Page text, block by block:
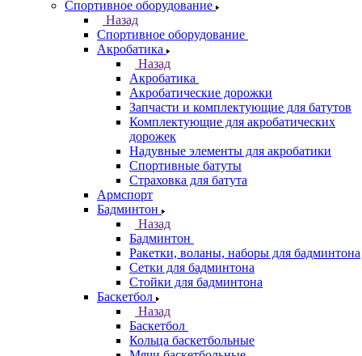
Спортивное оборудование
Назад
Спортивное оборудование
Акробатика
Назад
Акробатика
Акробатические дорожки
Запчасти и комплектующие для батутов
Комплектующие для акробатических
дорожек
Надувные элементы для акробатики
Спортивные батуты
Страховка для батута
Армспорт
Бадминтон
Назад
Бадминтон
Ракетки, воланы, наборы для бадминтона
Сетки для бадминтона
Стойки для бадминтона
Баскетбол
Назад
Баскетбол
Кольца баскетбольные